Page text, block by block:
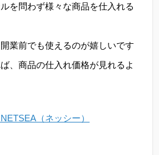
を問わず様々な商品を仕入れる
業前でも使えるのが嬉しいです
、商品の仕入れ価格が見れるよ
（ネッシー）